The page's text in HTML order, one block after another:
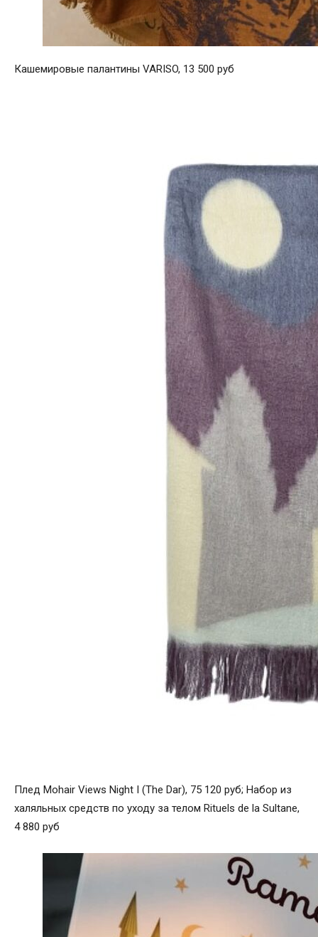
Кашемировые палантины VARISO, 13 500 руб
Плед Mohair Views Night I (The Dar), 75 120 руб; Набор из
халяльных средств по уходу за телом Rituels de la Sultane,
4 880 руб